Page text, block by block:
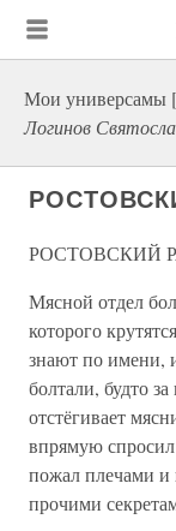
Мои универсамы
Логинов
РОСТОВСКИЙ
Мясной отдел
которого
знают по имени,
болтали, будто
отстёгивает
впрямую
пожал плечами и
прочими